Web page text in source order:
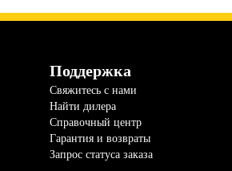
Поддержка
Свяжитесь с нами
Найти дилера
Справочный центр
Гарантия и возвраты
Запрос статуса заказа